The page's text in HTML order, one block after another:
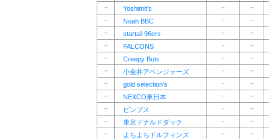
－
Yoshimit's －
－
－
Noah BBC －
－
－
startail 96ers －
－
－
FALCONS －
－
－
Creepy Buts －
－
－
小金井アベンジャーズ －
－
－
gold selection's －
－
－
NEXCO東日本 －
－
－
ピンプス －
－
－
東京ドナルドダック －
－
－
よちよちドルフィンズ －
－